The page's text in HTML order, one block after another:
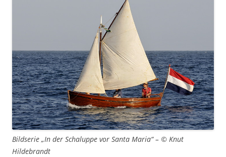
Bildserie „In der Schaluppe vor Santa Maria“ – © Knut
Hildebrandt